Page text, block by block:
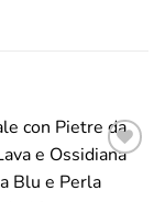
alla lista